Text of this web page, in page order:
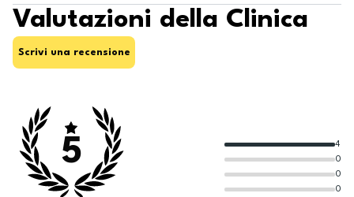
Valutazioni della Clinica
Scrivi una recensione
5
0
0
0
4